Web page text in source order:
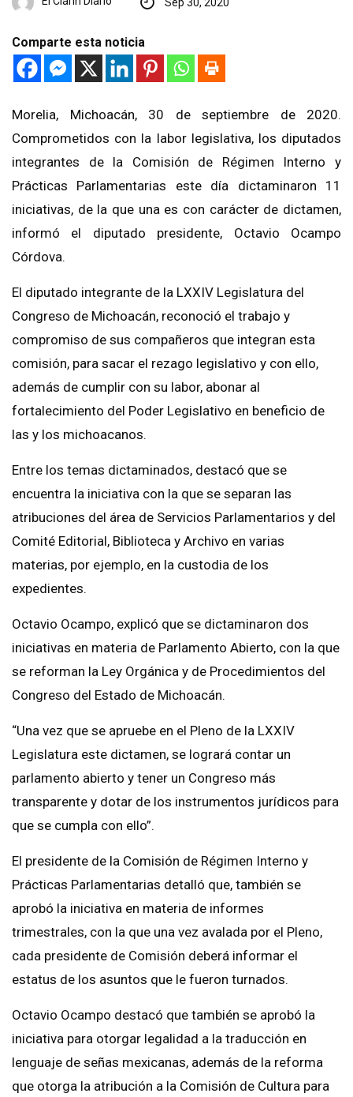
Comparte esta noticia
Morelia, Michoacán, 30 de septiembre de 2020.
Comprometidos con la labor legislativa, los diputados
integrantes de la Comisión de Régimen Interno y
Prácticas Parlamentarias este día dictaminaron 11
iniciativas, de la que una es con carácter de dictamen,
informó el diputado presidente, Octavio Ocampo
Córdova.
El diputado integrante de la LXXIV Legislatura del
Congreso de Michoacán, reconoció el trabajo y
compromiso de sus compañeros que integran esta
comisión, para sacar el rezago legislativo y con ello,
además de cumplir con su labor, abonar al
fortalecimiento del Poder Legislativo en beneficio de
las y los michoacanos.
Entre los temas dictaminados, destacó que se
encuentra la iniciativa con la que se separan las
atribuciones del área de Servicios Parlamentarios y del
Comité Editorial, Biblioteca y Archivo en varias
materias, por ejemplo, en la custodia de los
expedientes.
Octavio Ocampo, explicó que se dictaminaron dos
iniciativas en materia de Parlamento Abierto, con la que
se reforman la Ley Orgánica y de Procedimientos del
Congreso del Estado de Michoacán.
“Una vez que se apruebe en el Pleno de la LXXIV
Legislatura este dictamen, se logrará contar un
parlamento abierto y tener un Congreso más
transparente y dotar de los instrumentos jurídicos para
que se cumpla con ello”.
El presidente de la Comisión de Régimen Interno y
Prácticas Parlamentarias detalló que, también se
aprobó la iniciativa en materia de informes
trimestrales, con la que una vez avalada por el Pleno,
cada presidente de Comisión deberá informar el
estatus de los asuntos que le fueron turnados.
Octavio Ocampo destacó que también se aprobó la
iniciativa para otorgar legalidad a la traducción en
lenguaje de señas mexicanas, además de la reforma
que otorga la atribución a la Comisión de Cultura para